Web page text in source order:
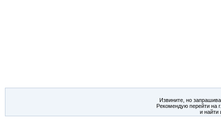
Извините, но
Рекомендую перейти на
и найти